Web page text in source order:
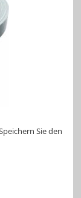
Sie den